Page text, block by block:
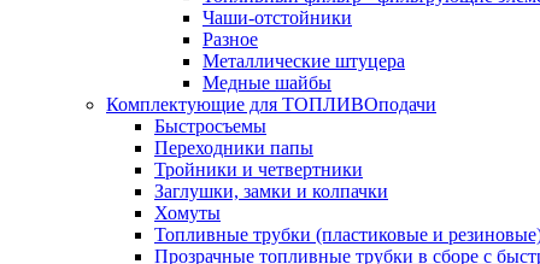
Чаши-отстойники
Разное
Металлические штуцера
Медные шайбы
Комплектующие для ТОПЛИВОподачи
Быстросъемы
Переходники папы
Тройники и четвертники
Заглушки, замки и колпачки
Хомуты
Топливные трубки (пластиковые и
Прозрачные топливные трубки в сборе с